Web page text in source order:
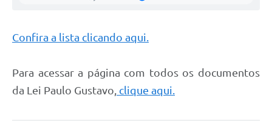
Links e Sites
Diário Oficial
Confira a lista clicando aqui.
Para acessar a página com todos os documentos
da Lei Paulo Gustavo, clique aqui.